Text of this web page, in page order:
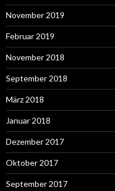
November 2019
Februar 2019
November 2018
September 2018
März 2018
Januar 2018
Dezember 2017
Oktober 2017
September 2017